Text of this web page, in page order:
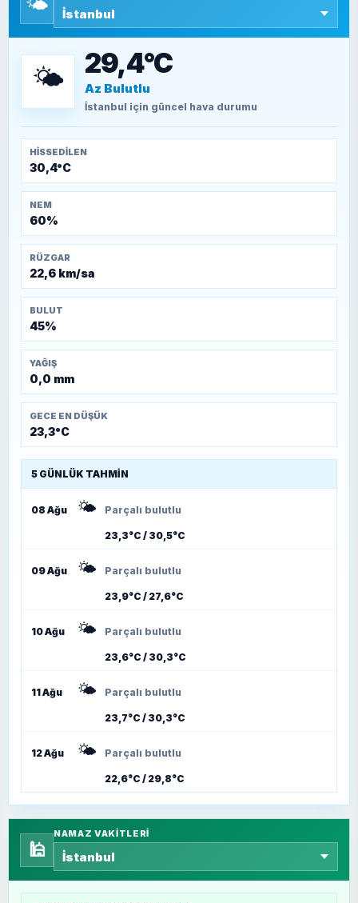
SEYFULLAH ÇİÇEK
TEOMAN ALPASLAN
Kütahya-Eskişehir Muharebeleri (10-24
🌤️ 29,4°C
Az Bulutlu
İstanbul için güncel hava durumu
HISSEDILEN
30,4°C
NEM
60%
RÜZGAR
22,6 km/sa
BULUT
45%
YAĞIŞ
0,0 mm
GECE EN DÜŞÜK
23,3°C
5 GÜNLÜK TAHMIN
08 Ağu 🌤️ Parçalı bulutlu
23,3°C / 30,5°C
09 Ağu 🌤️ Parçalı bulutlu
23,9°C / 27,6°C
10 Ağu 🌤️ Parçalı bulutlu
23,6°C / 30,3°C
11 Ağu 🌤️ Parçalı bulutlu
23,7°C / 30,3°C
12 Ağu 🌤️ Parçalı bulutlu
22,6°C / 29,8°C
🕌
NAMAZ VAKITLERI